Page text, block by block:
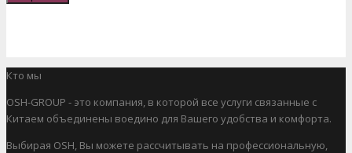
Кто мы
OSH-GROUP - это компания, в которой все услуги связанные с
Китаем объединены воедино для Вашего удобства и комфорта.
Выбирая OSH, Вы можете рассчитывать на профессиональную,